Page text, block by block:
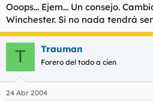
Ooops... Ejem... Un consejo.
Winchester. Si no nada tendrá
T Trauman
Forero del todo a cien
24 Abr 2004